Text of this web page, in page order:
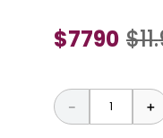
$7790 $11.
＋
－